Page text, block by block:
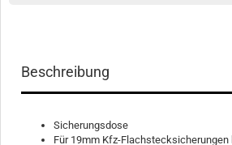
Beschreibung
Sicherungsdose
Für 19mm Kfz-Flachstecksicherungen